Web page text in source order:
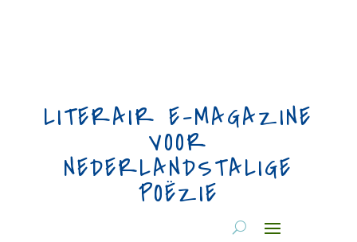
LITERAIR E-MAGAZINE
VOOR
NEDERLANDSTALIGE
POËZIE